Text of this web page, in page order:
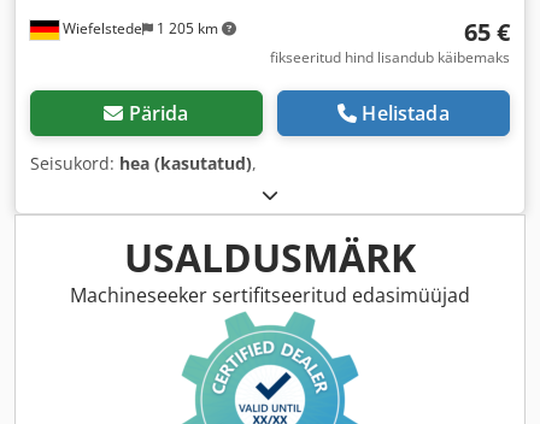
Wiefelstede 1 205 km 65 €
fikseeritud hind lisandub käibemaks
Pärida Helistada
Seisukord: hea (kasutatud),
USALDUSMÄRK
Machineseeker sertifitseeritud edasimüüjad